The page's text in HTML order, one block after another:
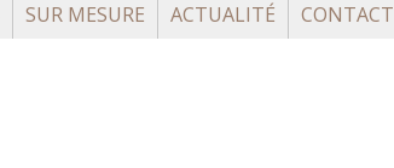
SUR MESURE ACTUALITÉ CONTACT